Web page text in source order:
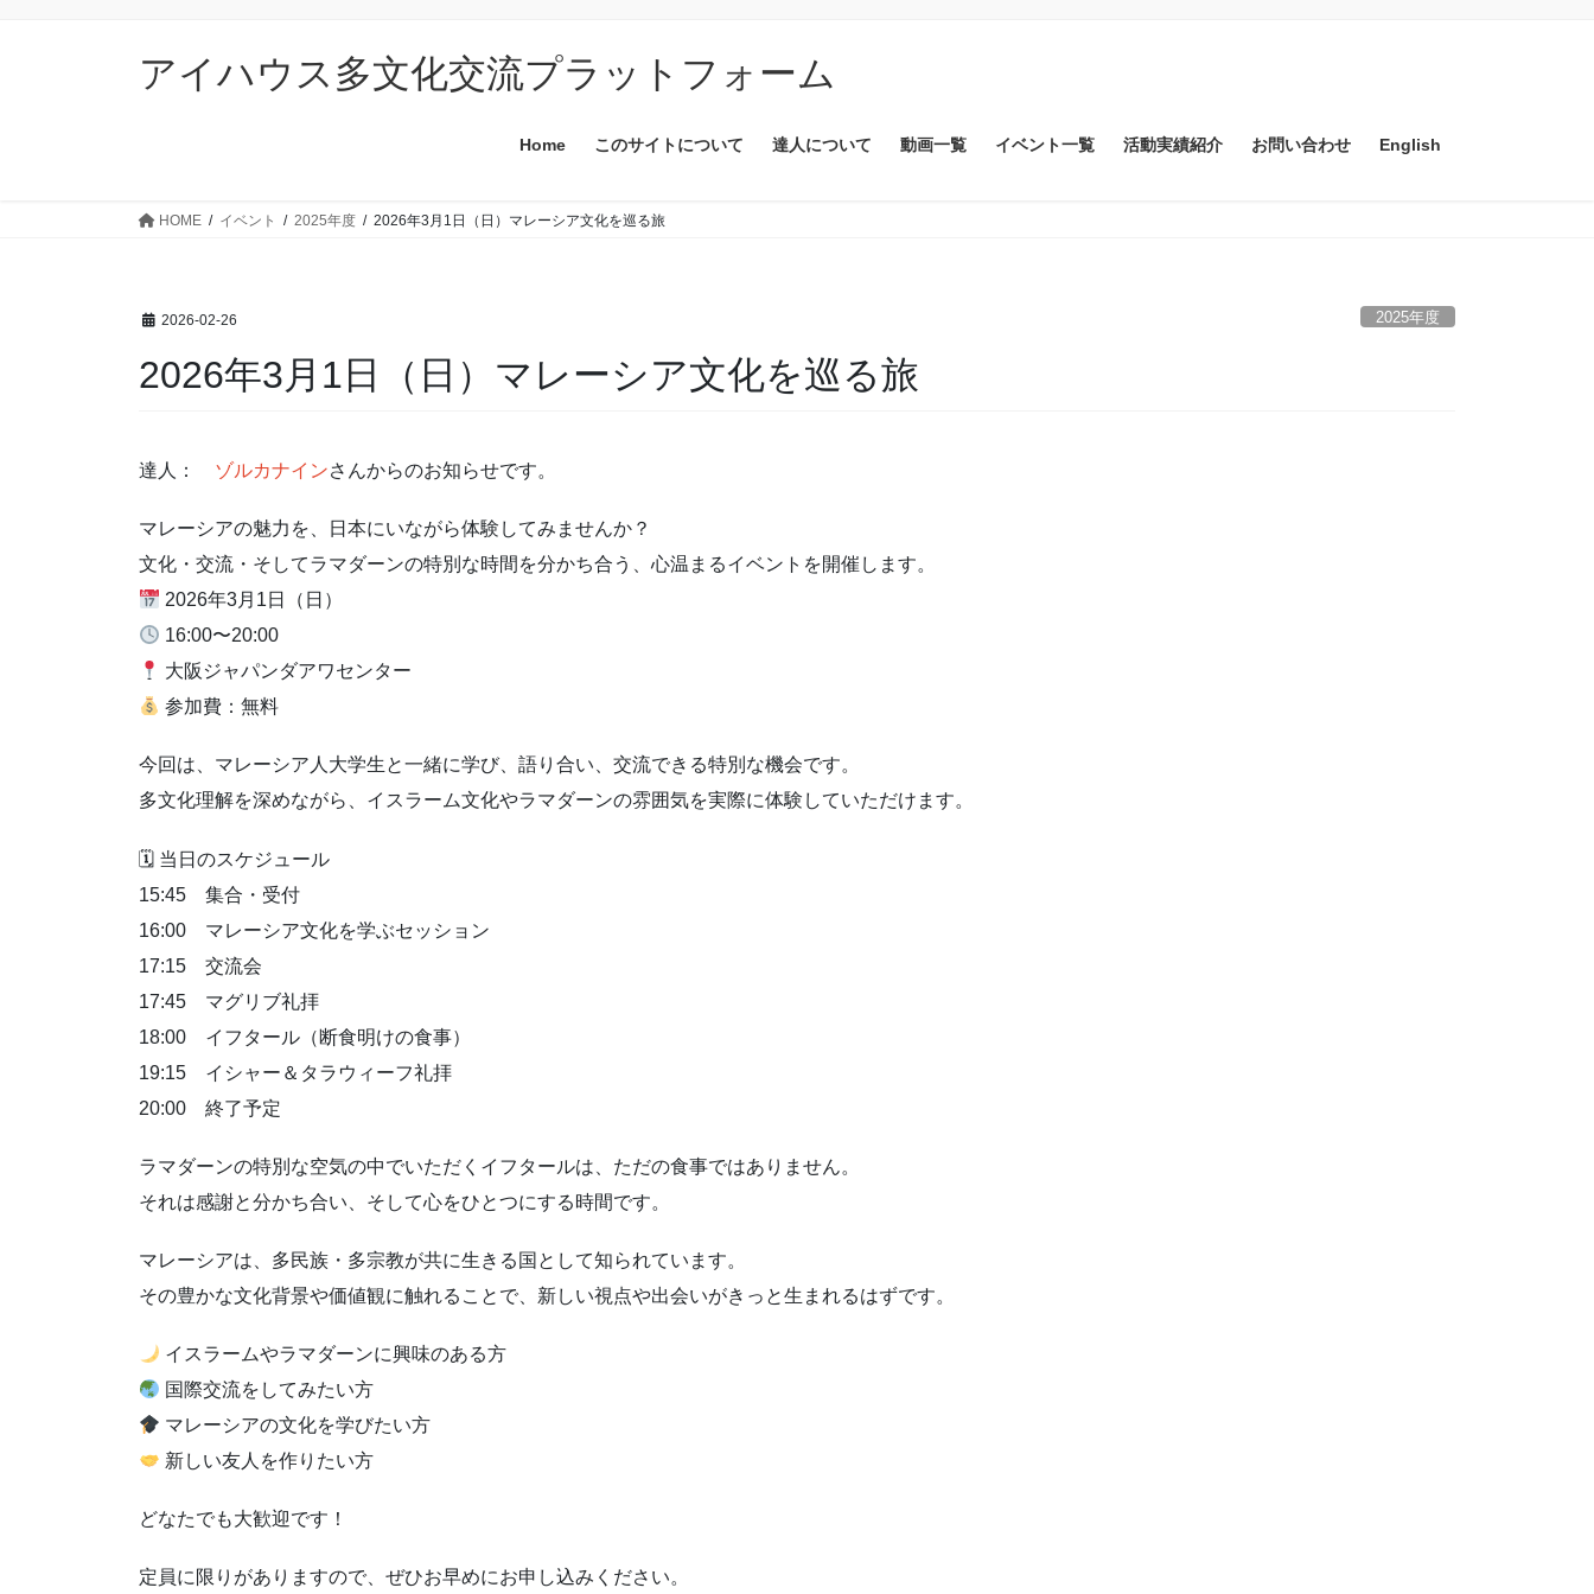
アイハウス多文化交流プラットフォーム
Home このサイトについて 達人について 動画一覧 イベント一覧 活動実績紹介 お問い合わせ English
HOME イベント 2025年度 2026年3月1日（日）マレーシア文化を巡る旅
2026-02-26 2025年度
2026年3月1日（日）マレーシア文化を巡る旅
達人： ゾルカナインさんからのお知らせです。
マレーシアの魅力を、日本にいながら体験してみませんか？
文化・交流・そしてラマダーンの特別な時間を分かち合う、心温まるイベントを開催します。
2026年3月1日（日）
16:00〜20:00
大阪ジャパンダアワセンター
参加費：無料
今回は、マレーシア人大学生と一緒に学び、語り合い、交流できる特別な機会です。
多文化理解を深めながら、イスラーム文化やラマダーンの雰囲気を実際に体験していただけます。
🗓 当日のスケジュール
15:45 集合・受付
16:00 マレーシア文化を学ぶセッション
17:15 交流会
17:45 マグリブ礼拝
18:00 イフタール（断食明けの食事）
19:15 イシャー＆タラウィーフ礼拝
20:00 終了予定
ラマダーンの特別な空気の中でいただくイフタールは、ただの食事ではありません。
それは感謝と分かち合い、そして心をひとつにする時間です。
マレーシアは、多民族・多宗教が共に生きる国として知られています。
その豊かな文化背景や価値観に触れることで、新しい視点や出会いがきっと生まれるはずです。
イスラームやラマダーンに興味のある方
国際交流をしてみたい方
マレーシアの文化を学びたい方
新しい友人を作りたい方
どなたでも大歓迎です！
定員に限りがありますので、ぜひお早めにお申し込みください。